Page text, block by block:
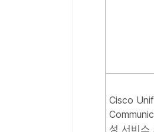
Cisco
성 서비스